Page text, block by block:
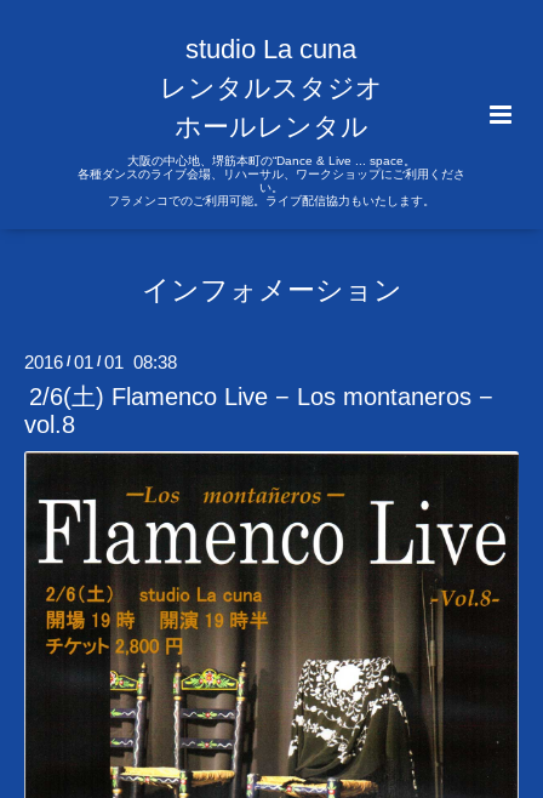
studio La cuna
レンタルスタジオ
ホールレンタル
大阪の中心地、堺筋本町の“Dance & Live ... space。
各種ダンスのライブ会場、リハーサル、ワークショップにご利用くださ
い。
フラメンコでのご利用可能。ライブ配信協力もいたします。
インフォメーション
2016 /01 /01 08:38
2/6(土) Flamenco Live − Los montaneros −
vol.8